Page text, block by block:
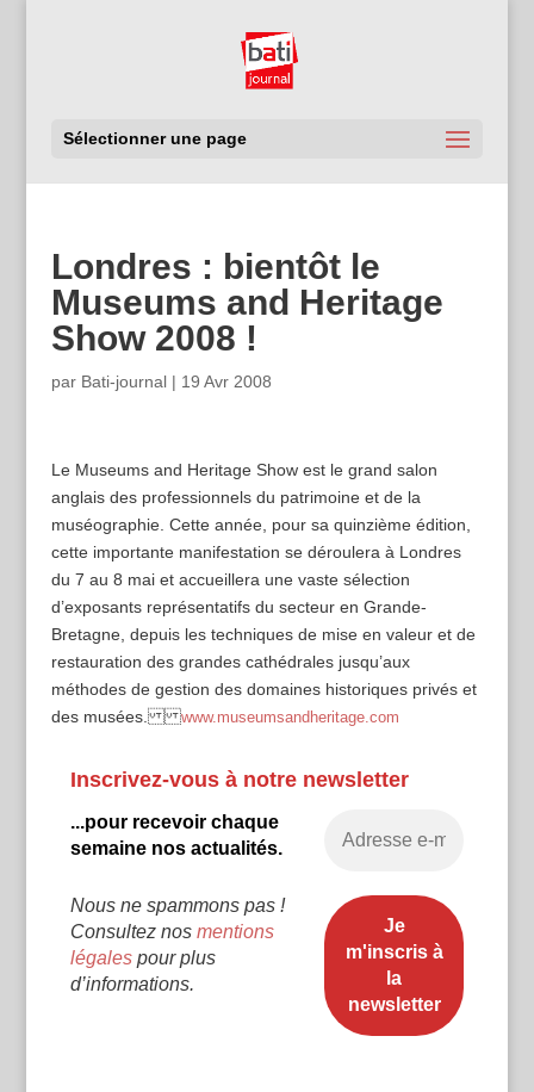
Sélectionner une page
Londres : bientôt le
Museums and Heritage
Show 2008 !
par Bati-journal| 19 Avr 2008
Le Museums and Heritage Show est le grand salon
anglais des professionnels du patrimoine et de la
muséographie. Cette année, pour sa quinzième édition,
cette importante manifestation se déroulera à Londres
du 7 au 8 mai et accueillera une vaste sélection
d’exposants représentatifs du secteur en Grande-
Bretagne, depuis les techniques de mise en valeur et de
restauration des grandes cathédrales jusqu’aux
méthodes de gestion des domaines historiques privés et
des musées.www.museumsandheritage.com
Inscrivez-vous à notre newsletter
...pour recevoir chaque
semaine nos actualités.
Nous ne spammons pas !
Consultez nos mentions
légalespour plus
d’informations.